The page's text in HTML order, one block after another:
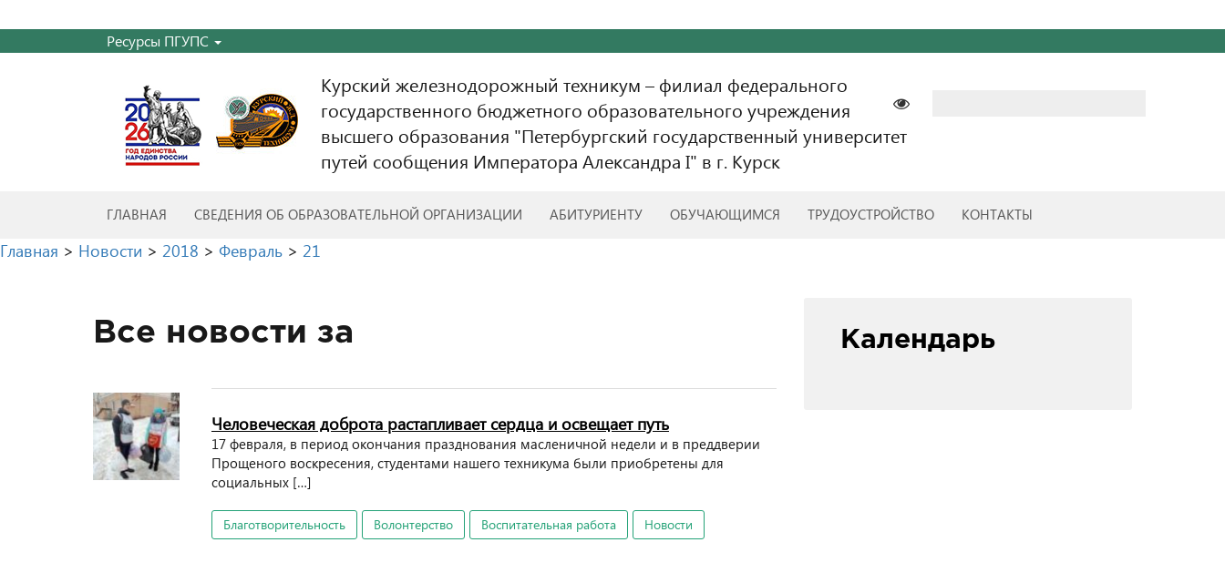
Ресурсы ПГУПС
Курский железнодорожный техникум – филиал федерального
государственного бюджетного образовательного учреждения
высшего образования "Петербургский государственный университет
путей сообщения Императора Александра I" в г. Курск
ГЛАВНАЯ СВЕДЕНИЯ ОБ ОБРАЗОВАТЕЛЬНОЙ ОРГАНИЗАЦИИ АБИТУРИЕНТУ ОБУЧАЮЩИМСЯ ТРУДОУСТРОЙСТВО КОНТАКТЫ
Главная > Новости > 2018 > Февраль > 21
Все новости за
Человеческая доброта растапливает сердца и освещает путь
17 февраля, в период окончания празднования масленичной недели и в преддверии
Прощеного воскресения, студентами нашего техникума были приобретены для
социальных […]
Благотворительность Волонтерство Воспитательная работа Новости
Календарь